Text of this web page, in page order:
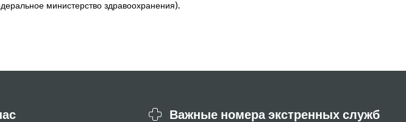
министерство здравоохранения).
Важные номера экстренных служб